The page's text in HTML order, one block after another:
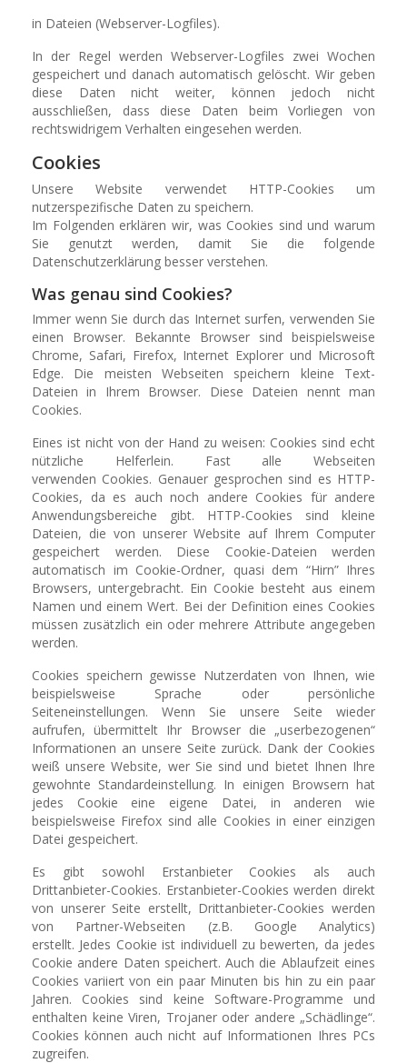
in Dateien (Webserver-Logfiles).
In der Regel werden Webserver-Logfiles zwei Wochen
gespeichert und danach automatisch gelöscht. Wir geben
diese Daten nicht weiter, können jedoch nicht
ausschließen, dass diese Daten beim Vorliegen von
rechtswidrigem Verhalten eingesehen werden.
Cookies
Unsere Website verwendet HTTP-Cookies um
nutzerspezifische Daten zu speichern.
Im Folgenden erklären wir, was Cookies sind und warum
Sie genutzt werden, damit Sie die folgende
Datenschutzerklärung besser verstehen.
Was genau sind Cookies?
Immer wenn Sie durch das Internet surfen, verwenden Sie
einen Browser. Bekannte Browser sind beispielsweise
Chrome, Safari, Firefox, Internet Explorer und Microsoft
Edge. Die meisten Webseiten speichern kleine Text-
Dateien in Ihrem Browser. Diese Dateien nennt man
Cookies.
Eines ist nicht von der Hand zu weisen: Cookies sind echt
nützliche Helferlein. Fast alle Webseiten
verwenden Cookies. Genauer gesprochen sind es HTTP-
Cookies, da es auch noch andere Cookies für andere
Anwendungsbereiche gibt. HTTP-Cookies sind kleine
Dateien, die von unserer Website auf Ihrem Computer
gespeichert werden. Diese Cookie-Dateien werden
automatisch im Cookie-Ordner, quasi dem “Hirn” Ihres
Browsers, untergebracht. Ein Cookie besteht aus einem
Namen und einem Wert. Bei der Definition eines Cookies
müssen zusätzlich ein oder mehrere Attribute angegeben
werden.
Cookies speichern gewisse Nutzerdaten von Ihnen, wie
beispielsweise Sprache oder persönliche
Seiteneinstellungen. Wenn Sie unsere Seite wieder
aufrufen, übermittelt Ihr Browser die „userbezogenen“
Informationen an unsere Seite zurück. Dank der Cookies
weiß unsere Website, wer Sie sind und bietet Ihnen Ihre
gewohnte Standardeinstellung. In einigen Browsern hat
jedes Cookie eine eigene Datei, in anderen wie
beispielsweise Firefox sind alle Cookies in einer einzigen
Datei gespeichert.
Es gibt sowohl Erstanbieter Cookies als auch
Drittanbieter-Cookies. Erstanbieter-Cookies werden direkt
von unserer Seite erstellt, Drittanbieter-Cookies werden
von Partner-Webseiten (z.B. Google Analytics)
erstellt. Jedes Cookie ist individuell zu bewerten, da jedes
Cookie andere Daten speichert. Auch die Ablaufzeit eines
Cookies variiert von ein paar Minuten bis hin zu ein paar
Jahren. Cookies sind keine Software-Programme und
enthalten keine Viren, Trojaner oder andere „Schädlinge“.
Cookies können auch nicht auf Informationen Ihres PCs
zugreifen.